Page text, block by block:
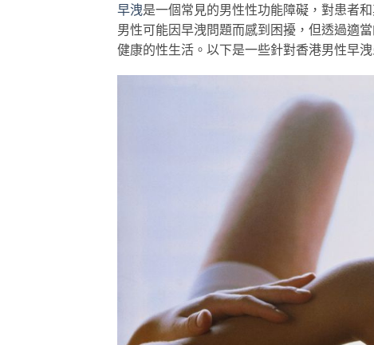
早洩是一個常見的男性性功能障礙，對患者
男性可能因早洩問題而感到困擾，但透過適
健康的性生活。以下是一些針對香港男性早洩